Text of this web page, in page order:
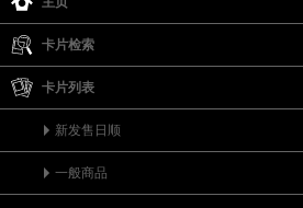
卡片检索
卡片列表
新发售日顺
一般商品